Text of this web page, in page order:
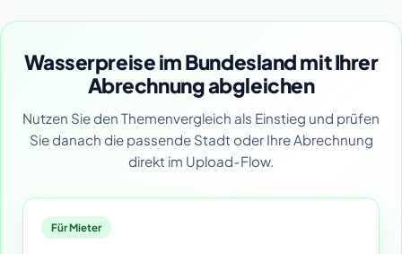
Wasserpreise im Bundesland mit Ihrer
Abrechnung abgleichen
Nutzen Sie den Themenvergleich als Einstieg und prüfen
Sie danach die passende Stadt oder Ihre Abrechnung
direkt im Upload-Flow.
Für Mieter